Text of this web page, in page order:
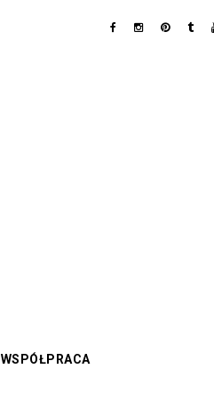
WSPÓŁPRACA